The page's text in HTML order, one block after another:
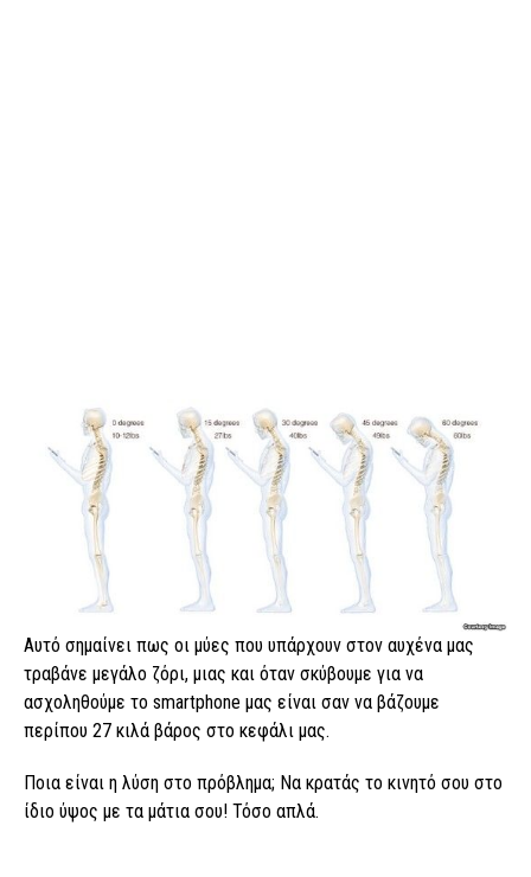
Αυτό σημαίνει πως οι μύες που υπάρχουν στον αυχένα μας
τραβάνε μεγάλο ζόρι, μιας και όταν σκύβουμε για να
ασχοληθούμε το smartphone μας είναι σαν να βάζουμε
περίπου 27 κιλά βάρος στο κεφάλι μας.
Ποια είναι η λύση στο πρόβλημα; Να κρατάς το κινητό σου στο
ίδιο ύψος με τα μάτια σου! Τόσο απλά.